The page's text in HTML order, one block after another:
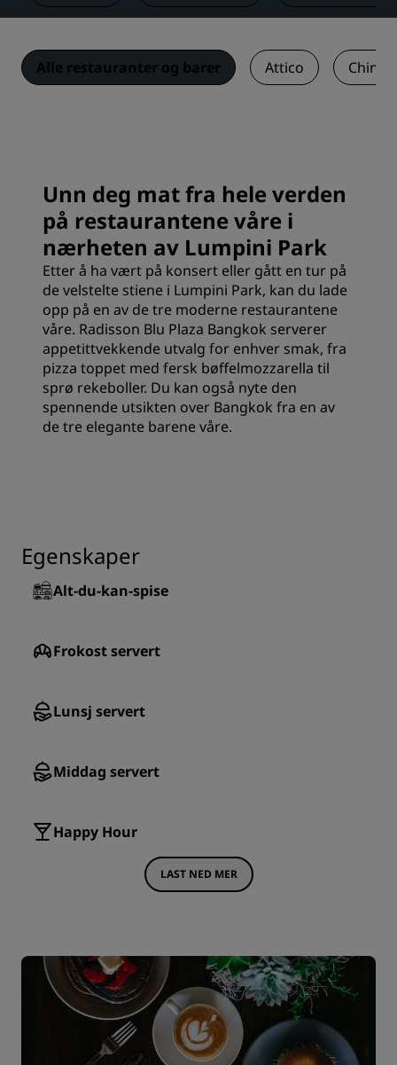
Alle restauranter og barer Attico China
Unn deg mat fra hele verden
på restaurantene våre i
nærheten av Lumpini Park
Etter å ha vært på konsert eller gått en tur på
de velstelte stiene i Lumpini Park, kan du lade
opp på en av de tre moderne restaurantene
våre. Radisson Blu Plaza Bangkok serverer
appetittvekkende utvalg for enhver smak, fra
pizza toppet med fersk bøffelmozzarella til
sprø rekeboller. Du kan også nyte den
spennende utsikten over Bangkok fra en av
de tre elegante barene våre.
Egenskaper
Alt-du-kan-spise
Frokost servert
Lunsj servert
Middag servert
Happy Hour
LAST NED MER